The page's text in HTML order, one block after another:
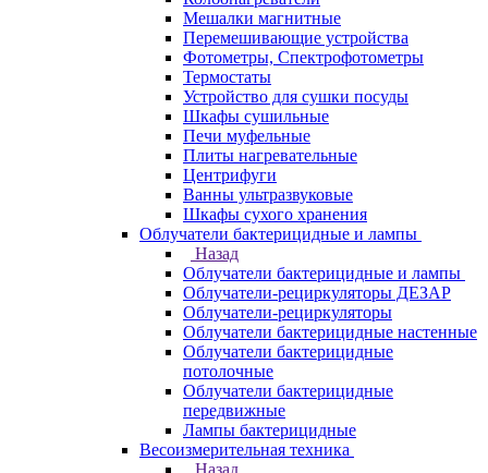
Мешалки магнитные
Перемешивающие устройства
Фотометры, Спектрофотометры
Термостаты
Устройство для сушки посуды
Шкафы сушильные
Печи муфельные
Плиты нагревательные
Центрифуги
Ванны ультразвуковые
Шкафы сухого хранения
Облучатели бактерицидные и лампы
Назад
Облучатели бактерицидные и лампы
Облучатели-рециркуляторы ДЕЗАР
Облучатели-рециркуляторы
Облучатели бактерицидные настенные
Облучатели бактерицидные
потолочные
Облучатели бактерицидные
передвижные
Лампы бактерицидные
Весоизмерительная техника
Назад